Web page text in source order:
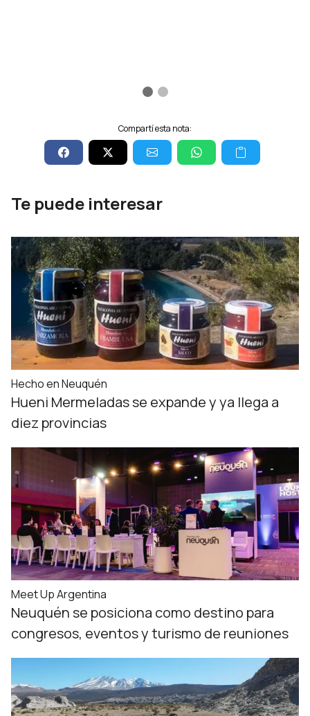
Compartí esta nota:
Te puede interesar
Hecho en Neuquén
Hueni Mermeladas se expande y ya llega a
diez provincias
Meet Up Argentina
Neuquén se posiciona como destino para
congresos, eventos y turismo de reuniones